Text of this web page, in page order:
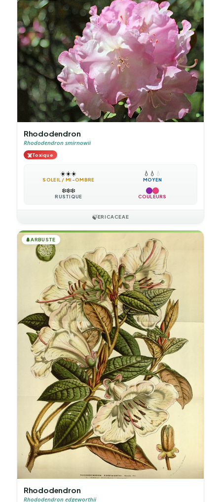
Rhododendron
Rhododendron smirnowii
☠️Toxique
☀️☀️☀️
SOLEIL / MI-OMBRE
💧 💧 💧
MOYEN
❄️❄️❄️
RUSTIQUE COULEURS
🍃ERICACEAE
🌲ARBUSTE
Rhododendron
Rhododendron edgeworthii